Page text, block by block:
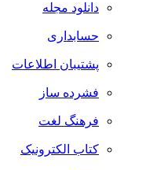
دانلود مجله
حسابداری
پشتیبان اطلاعات
فشرده ساز
فرهنگ لغت
کتاب الکترونیک